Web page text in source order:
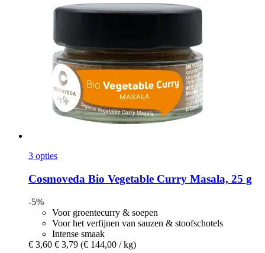
3 opties
Cosmoveda Bio Vegetable Curry Masala, 25 g
-5%
Voor groentecurry & soepen
Voor het verfijnen van sauzen & stoofschotels
Intense smaak
€ 3,60 € 3,79 (€ 144,00 / kg)